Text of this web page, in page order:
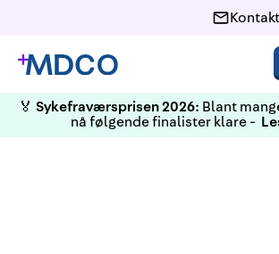
🏅 Sykefraværsprisen 2026: Blant
nå følgende finalister klare -